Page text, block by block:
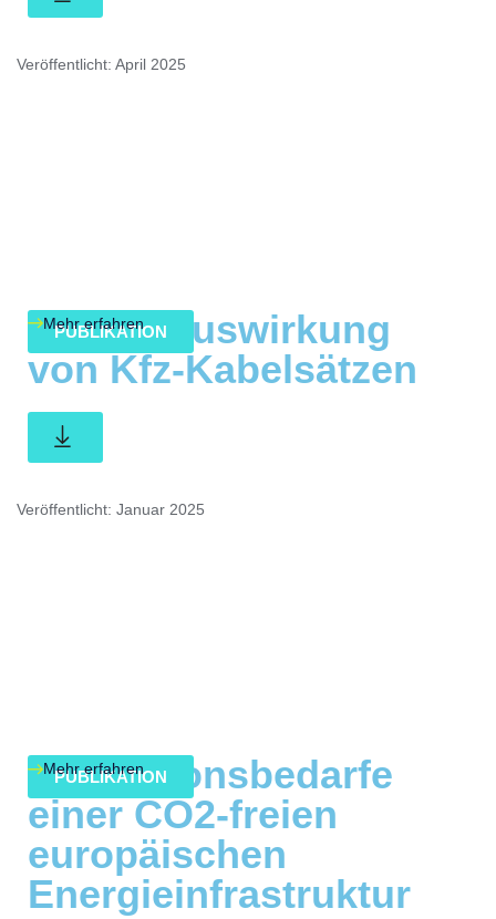
Veröffentlicht: April 2025
PUBLIKATION
Umweltauswirkung
von Kfz-Kabelsätzen
Mehr erfahren
Veröffentlicht: Januar 2025
PUBLIKATION
Investitionsbedarfe
einer CO2-freien
europäischen
Energieinfrastruktur
Mehr erfahren